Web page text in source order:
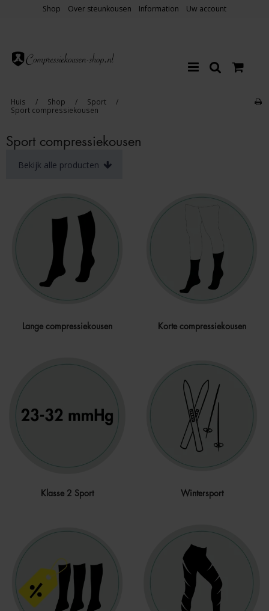
Shop Over steunkousen Information Uw account
Huis / Shop / Sport
/
Sport compressiekousen
Sport compressiekousen
Bekijk alle producten
Lange compressiekousen Korte compressiekousen
Klasse 2 Sport Wintersport